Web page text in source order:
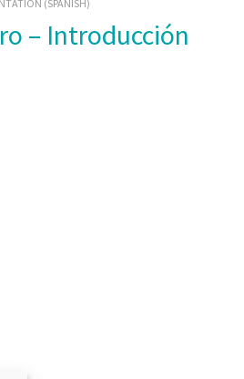
(SPANISH)
– Introducción